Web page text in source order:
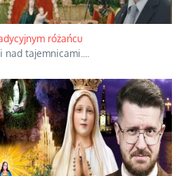
różańcu
nad tajemnicami....